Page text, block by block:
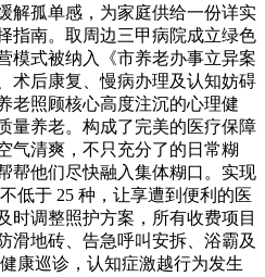
解孤单感，为家庭供给一份详实
指南。取周边三甲病院成立绿色
模式被纳入《市养老办事立异案
术后康复、慢病办理及认知妨碍
老照顾核心高度注沉的心理健
量养老。构成了完美的医疗保障
气清爽，不只充分了的日常糊
帮他们尽快融入集体糊口。实现
低于 25 种，让享遭到便利的医
时调整照护方案，所有收费项目
滑地砖、告急呼叫安拆、浴霸及
康巡诊，认知症激越行为发生